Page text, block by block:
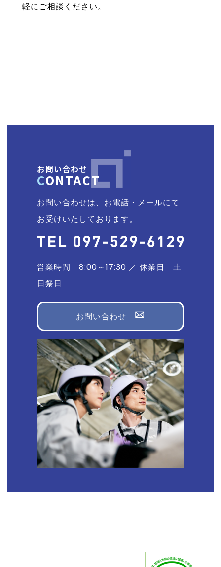
軽にご相談ください。
お問い合わせ
CONTACT
お問い合わせは、お電話・メールにて
お受けいたしております。
営業時間 8:00～17:30 ／ 休業日 土
日祭日
お問い合わせ